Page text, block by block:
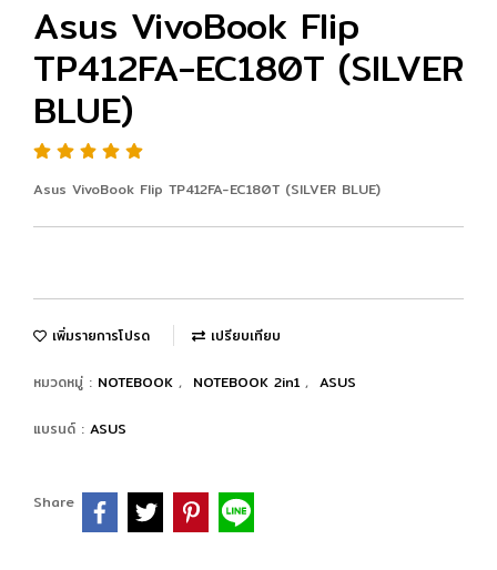
Asus VivoBook Flip
TP412FA-EC180T (SILVER
BLUE)
Asus VivoBook Flip TP412FA-EC180T (SILVER BLUE)
เพิ่มรายการโปรด เปรียบเทียบ
หมวดหมู่ : NOTEBOOK , NOTEBOOK 2in1 , ASUS
แบรนด์ : ASUS
Share